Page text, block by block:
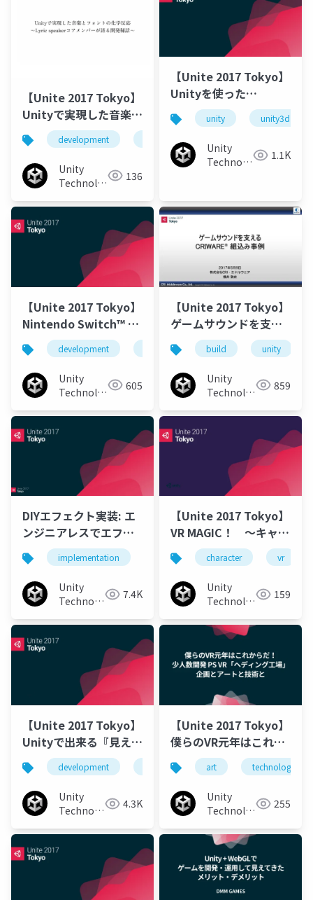
【Unite 2017 Tokyo】
Unityで実現した音楽と
フォントの化学反応 ～
Lyric speakerコアメン
バーが語る開発秘話～
development
Unity
Technologies 136
【Unite 2017 Tokyo】
Unityを使った
Nintendo Switch™ロ
ーンチタイトル制作～
スーパーボンバーマンR
の事例～
unity unity3d
Unity
Technologies 1.1K
【Unite 2017 Tokyo】
Nintendo Switch™ 本
体同時発売必達、家庭
用向けRPG「いけにえ
と雪のセツナ」開発の
裏側
development unity unity3d
Unity
Technologies 605
【Unite 2017 Tokyo】
ゲームサウンドを支え
るCRIWARE組込み事例
build unity
Unity
Technologies 859
DIYエフェクト実装: エ
ンジニアレスでエフェ
クトを組み込める環境
づくり
implementation effect unity unity3d
Unity
Technologies 7.4K
【Unite 2017 Tokyo】
VR MAGIC！ ～キャラ
クターに命を吹き込ん
だこの4年間の記録～
character vr
Unity
Technologies 159
【Unite 2017 Tokyo】
Unityで出来る『見える
開発』のススメ 〜ス
マホゲーム「ららマ
ジ」開発事例〜
development example smartphone
Unity
Technologies 4.3K
【Unite 2017 Tokyo】
僕らのVR元年はこれか
らだ！少人数開発 PS
VR「ヘディング工場」
企画とアートと技術
と。
art technology
Unity
Technologies 255